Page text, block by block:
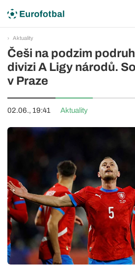
Aktuality
Češi na podzim
divizi A Ligy národů.
v Praze
02.06., 19:41 Aktuality